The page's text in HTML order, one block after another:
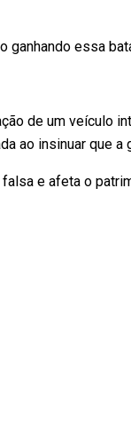
essa
de um veículo
ao insinuar que a
e afeta o